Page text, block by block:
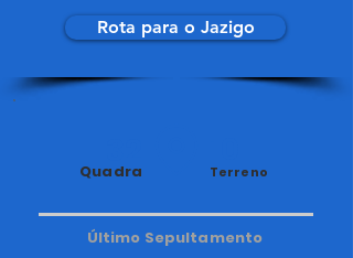
Rota para o Jazigo
Quadra Terreno
Último Sepultamento